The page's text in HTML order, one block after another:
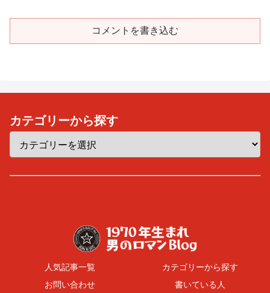
コメントを書き込む
カテゴリーから探す
人気記事一覧
カテゴリーから探す
お問い合わせ
書いている人